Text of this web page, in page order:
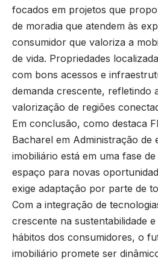
focados em projetos que
de moradia que atendem às
consumidor que valoriza a
de vida. Propriedades
com bons acessos e
demanda crescente, refletindo
valorização de regiões
Em conclusão, como destaca
Bacharel em Administração de
imobiliário está em uma fase
espaço para novas
exige adaptação por parte de
Com a integração de
crescente na sustentabilidade
hábitos dos consumidores, o
imobiliário promete ser